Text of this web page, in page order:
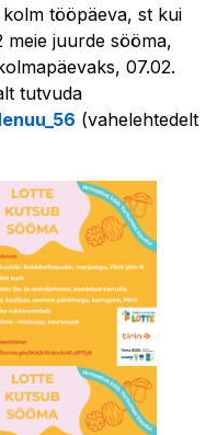
tööpäeva, st kui
meie juurde sööma,
07.02.
tutvuda
(vahelehtedelt